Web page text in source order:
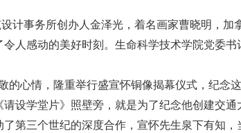
事务所创办人金泽光，着名画家曹晓明，加
人感动的美好时刻。生命科学技术学院党委书
心情，隆重举行盛宣怀铜像揭幕仪式，纪念
设学堂片》照壁旁，就是为了纪念他创建交
第三个世纪的深度合作，宣怀先生泉下有知，